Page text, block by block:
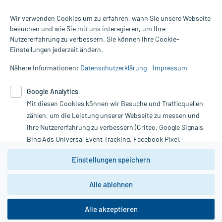
Alle Preise gelten inkl. MwSt., ggf. zzgl. Versandkosten
Informationen auf dieser Website werden ausschließlich für
die Untersuchung und Behandlung durch einen Arzt. Bitte
Therapien eingeleitet werden können. | Diese Webseite benutzt
Google Analytics. Lesen Sie bitte dazu die wichtigen Hinweise in
unserer Datenschutzerklärung. Für den Widerruf einer Bestellung
nutzen Sie das Formular:
Vertrag widerrufen
*Hinweise zu unseren Aktionen und Bewertungen
copyright @ 2026 Roland Helle e.K. - Versandapotheke - Alle Rechte vorbehalten
Wir verwenden Cookies um zu erfahren, wann Sie unsere Webseite
besuchen und wie Sie mit uns interagieren, um Ihre
Nutzererfahrung zu verbessern. Sie können Ihre Cookie-
Einstellungen jederzeit ändern.
Nähere Informationen: Datenschutzerklärung Impressum
Google Analytics
Mit diesen Cookies können wir Besuche und Trafficquellen
zählen, um die Leistung unserer Webseite zu messen und
Ihre Nutzererfahrung zu verbessern (Criteo, Google Signals,
Bing Ads Universal Event Tracking, Facebook Pixel,
Youtube-Social Plugin).
Wir weisen darauf hin, dass die
zwingend den Europäischen Anforderungen gem. EU-
DSGVO genügen und ein Datentransfer in Drittstaaten bzw.
Daten dort verarbeitet werden, kann nicht geprüft und
nachvollzogen werden.
Einstellungen speichern
Alle ablehnen
Alle akzeptieren